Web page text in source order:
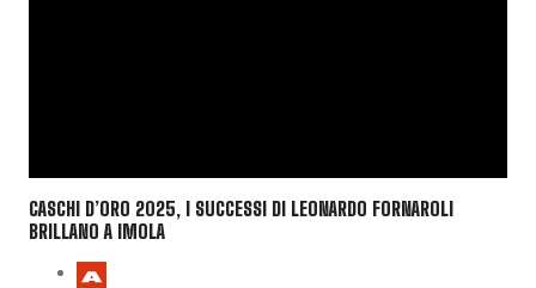
CASCHI D’ORO 2025, I SUCCESSI DI LEONARDO FORNAROLI
BRILLANO A IMOLA